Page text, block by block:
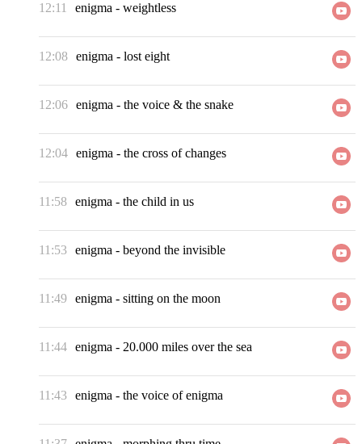
12:11 enigma - weightless
12:08 enigma - lost eight
12:06 enigma - the voice & the snake
12:04 enigma - the cross of changes
11:58 enigma - the child in us
11:53 enigma - beyond the invisible
11:49 enigma - sitting on the moon
11:44 enigma - 20.000 miles over the sea
11:43 enigma - the voice of enigma